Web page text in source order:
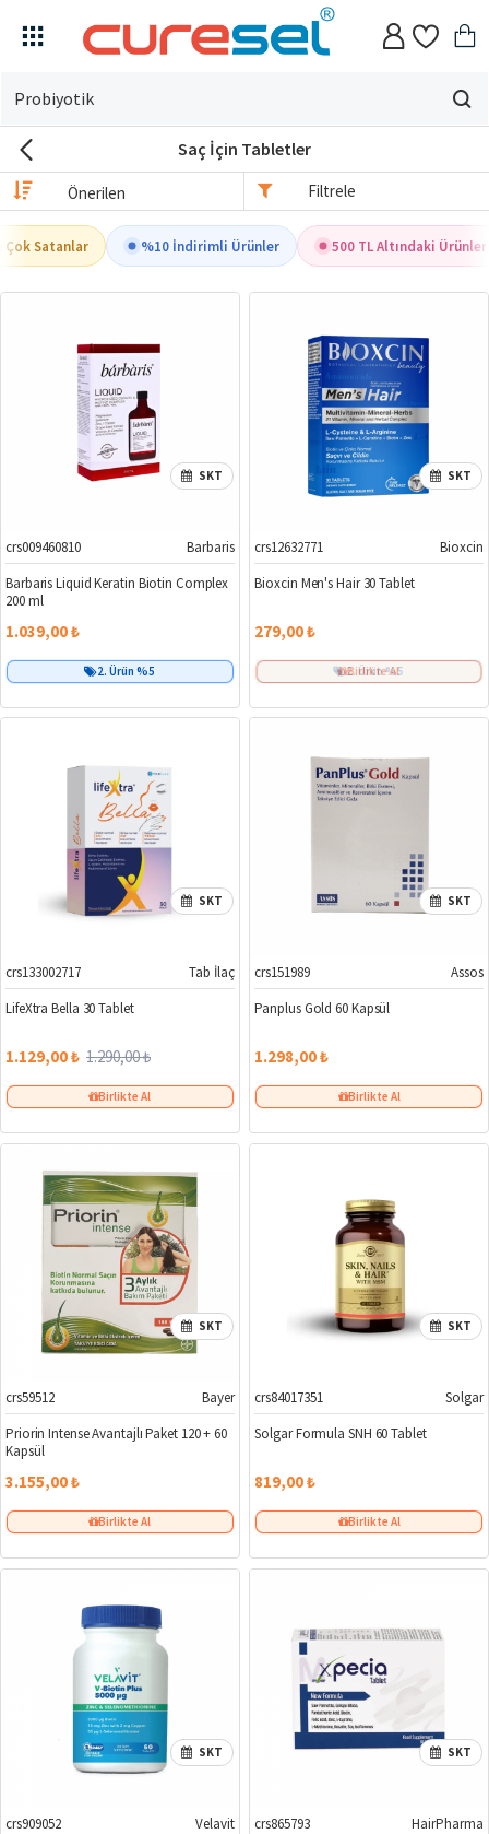
Evin
için
arıyorsun?
Saç İçin Tabletler
Filtrele
Satanlar %10 İndirimli Ürünler 500 TL Altındaki Ürünler
SKT
crs009460810
Barbaris
Barbaris Liquid Keratin Biotin Complex
200 ml
1.039,00 ₺
2. Ürün %5
SKT
crs12632771
Bioxcin
Bioxcin Men's Hair 30 Tablet
279,00 ₺
Birlikte Al
2. Ürün %5
%12
SKT
crs133002717
Tab İlaç
LifeXtra Bella 30 Tablet
1.129,00 ₺ 1.290,00 ₺
Birlikte Al
SKT
crs151989
Assos
Panplus Gold 60 Kapsül
1.298,00 ₺
Birlikte Al
SKT
crs59512
Bayer
Priorin Intense Avantajlı Paket 120 + 60
Kapsül
3.155,00 ₺
Birlikte Al
SKT
crs84017351
Solgar
Solgar Formula SNH 60 Tablet
819,00 ₺
Birlikte Al
SKT
crs909052
Velavit
SKT
crs865793
HairPharma